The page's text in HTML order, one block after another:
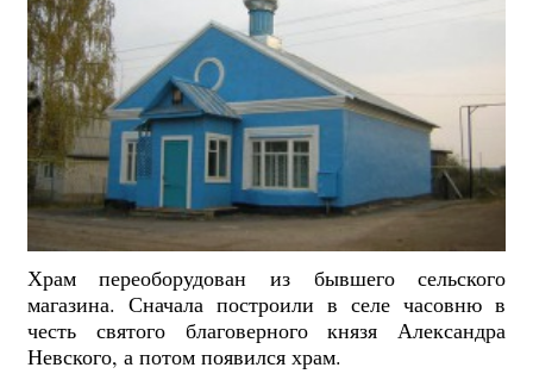
Храм переоборудован из бывшего сельского
магазина. Сначала построили в селе часовню в
честь святого благоверного князя Александра
Невского, а потом появился храм.